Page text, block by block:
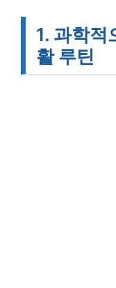
1. 과학적
활 루틴